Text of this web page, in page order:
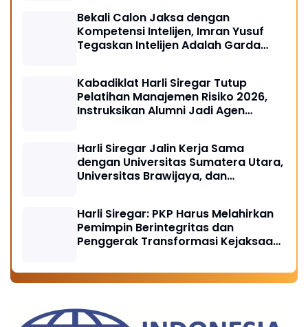
Bekali Calon Jaksa dengan
Kompetensi Intelijen, Imran Yusuf
Tegaskan Intelijen Adalah Garda
Kabadiklat Harli Siregar Tutup
Pelatihan Manajemen Risiko 2026,
Instruksikan Alumni Jadi Agen
Harli Siregar Jalin Kerja Sama
dengan Universitas Sumatera Utara,
Universitas Brawijaya, dan
Tempuh Pendidikan Doktor (S3)
Hukum
Harli Siregar: PKP Harus Melahirkan
Pemimpin Berintegritas dan
Penggerak Transformasi Kejaksaan